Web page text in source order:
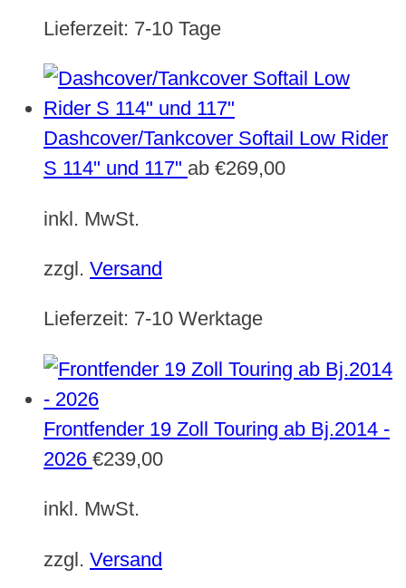
Lieferzeit: 7-10 Tage
Dashcover/Tankcover Softail Low Rider
S 114" und 117" ab €269,00
inkl. MwSt.
zzgl. Versand
Lieferzeit: 7-10 Werktage
Frontfender 19 Zoll Touring ab Bj.2014 -
2026 €239,00
inkl. MwSt.
zzgl. Versand